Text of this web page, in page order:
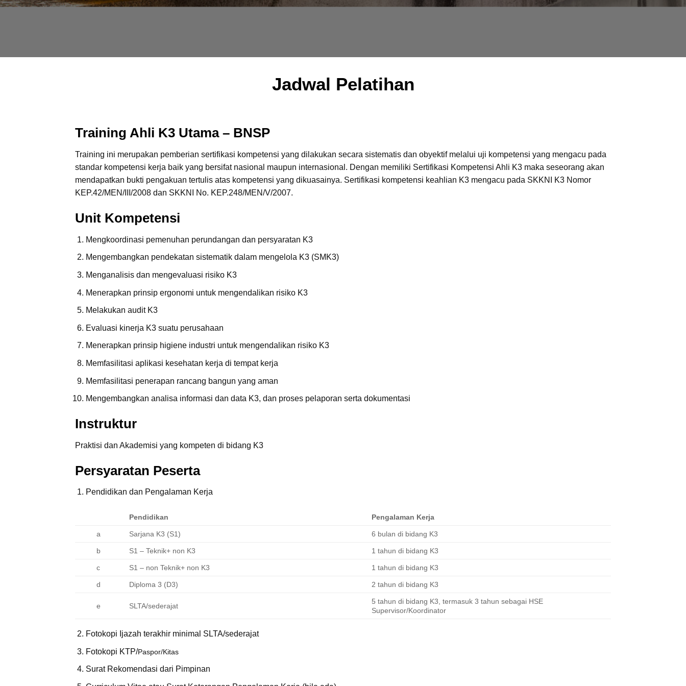
Jadwal Pelatihan
Training Ahli K3 Utama – BNSP
Training ini merupakan pemberian sertifikasi kompetensi yang dilakukan secara sistematis dan obyektif melalui uji kompetensi yang mengacu pada
standar kompetensi kerja baik yang bersifat nasional maupun internasional. Dengan memiliki Sertifikasi Kompetensi Ahli K3 maka seseorang akan
mendapatkan bukti pengakuan tertulis atas kompetensi yang dikuasainya. Sertifikasi kompetensi keahlian K3 mengacu pada SKKNI K3 Nomor
KEP.42/MEN/III/2008 dan SKKNI No. KEP.248/MEN/V/2007.
Unit Kompetensi
Mengkoordinasi pemenuhan perundangan dan persyaratan K3
Mengembangkan pendekatan sistematik dalam mengelola K3 (SMK3)
Menganalisis dan mengevaluasi risiko K3
Menerapkan prinsip ergonomi untuk mengendalikan risiko K3
Melakukan audit K3
Evaluasi kinerja K3 suatu perusahaan
Menerapkan prinsip higiene industri untuk mengendalikan risiko K3
Memfasilitasi aplikasi kesehatan kerja di tempat kerja
Memfasilitasi penerapan rancang bangun yang aman
Mengembangkan analisa informasi dan data K3, dan proses pelaporan serta dokumentasi
Instruktur
Praktisi dan Akademisi yang kompeten di bidang K3
Persyaratan Peserta
Pendidikan dan Pengalaman Kerja
Pendidikan Pengalaman Kerja
a Sarjana K3 (S1) 6 bulan di bidang K3
b S1 – Teknik+ non K3 1 tahun di bidang K3
c S1 – non Teknik+ non K3 1 tahun di bidang K3
d Diploma 3 (D3) 2 tahun di bidang K3
e SLTA/sederajat
5 tahun di bidang K3, termasuk 3 tahun sebagai HSE
Supervisor/Koordinator
Fotokopi Ijazah terakhir minimal SLTA/sederajat
Fotokopi KTP/Paspor/Kitas
Surat Rekomendasi dari Pimpinan